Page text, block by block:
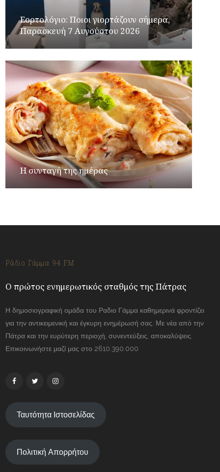
Εορτολόγιο: Ποιοι γιορτάζουν σήμερα,
Παρασκευή 7 Αυγούστου 2026
Η συνταγή της ημέρας
Ράδιο Γάμμα 94 FM
Ο πρώτος ενημερωτικός σταθμός της Πάτρας
Η δημοσιογραφική ομάδα του Ραδιο Γάμμα καθημερινά φροντίζει
για την αντικειμενική και έγκυρη ενημέρωσή σας. Με νέα από την
Πάτρα και την ευρύτερη περιοχή, συνεντεύξεις, αποκαλύψεις.
Επικοινωνήστε μαζί μας στο 2610.390.000
Ταυτότητα Ιστοσελίδας
Πολιτική Απορρήτου